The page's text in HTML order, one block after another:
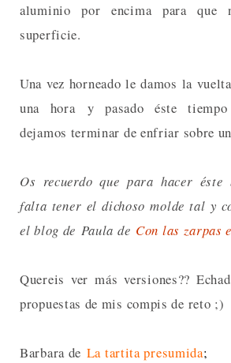
aluminio por encima para que
superficie.
Una vez horneado le damos la
una hora y pasado éste tiempo
dejamos terminar de enfriar sobre
Os recuerdo que para hacer éste
falta tener el dichoso molde tal y
el blog de Paula de Con las zarpas
Quereis ver más versiones??
propuestas de mis compis de reto ;)
Barbara de La tartita presumida;